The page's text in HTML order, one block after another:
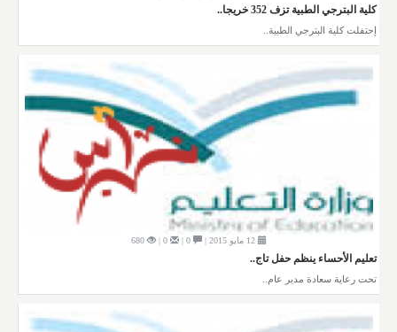
كلية البترجي الطبية تزف 352 خريجا..
إحتفلت كلية البترجي الطبية..
680
تعليم الأحساء ينظم حفل تاج..
تحت رعاية سعادة مدير عام..